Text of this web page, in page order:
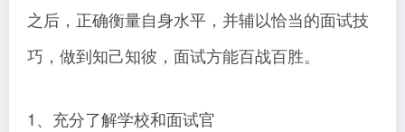
之后，正确衡量自身水平，并辅以恰当的面试技
巧，做到知己知彼，面试方能百战百胜。
1、充分了解学校和面试官